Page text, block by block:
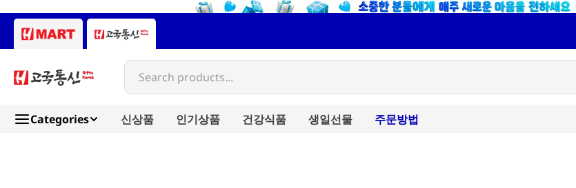
Search products...
Categories 신상품 인기상품 건강식품 생일선물 주문방법